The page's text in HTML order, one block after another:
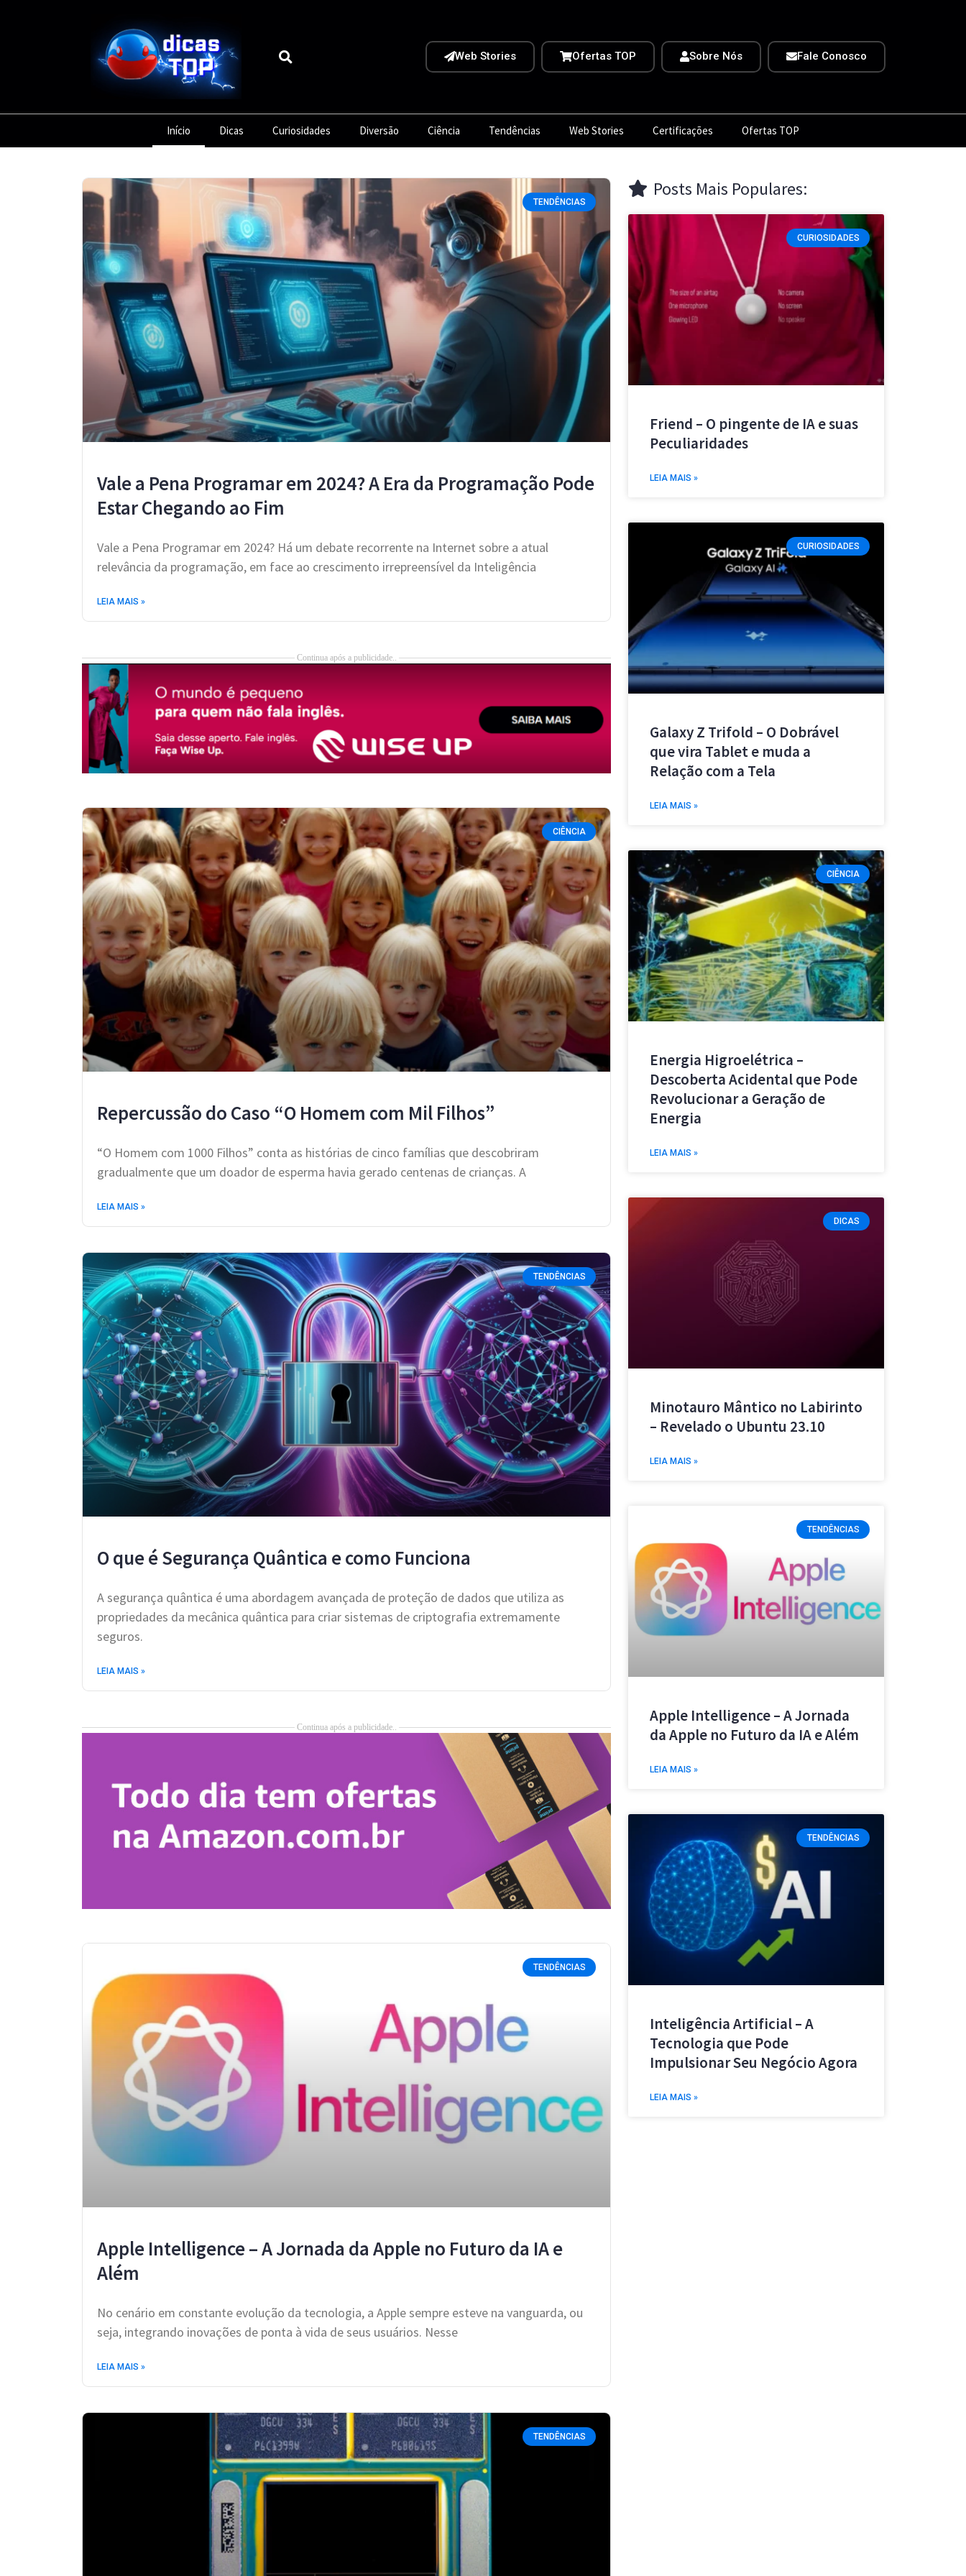
Web Stories Ofertas TOP Sobre Nós Fale Conosco
Início Dicas Curiosidades Diversão Ciência Tendências Web Stories Certificações Ofertas TOP
TENDÊNCIAS
Vale a Pena Programar em 2024? A Era da Programação Pode
Estar Chegando ao Fim
Vale a Pena Programar em 2024? Há um debate recorrente na Internet sobre a atual
relevância da programação, em face ao crescimento irrepreensível da Inteligência
LEIA MAIS »
Continua após a publicidade..
CIÊNCIA
Repercussão do Caso “O Homem com Mil Filhos”
“O Homem com 1000 Filhos” conta as histórias de cinco famílias que descobriram
gradualmente que um doador de esperma havia gerado centenas de crianças. A
LEIA MAIS »
TENDÊNCIAS
O que é Segurança Quântica e como Funciona
A segurança quântica é uma abordagem avançada de proteção de dados que utiliza as
propriedades da mecânica quântica para criar sistemas de criptografia extremamente
seguros.
LEIA MAIS »
Continua após a publicidade..
TENDÊNCIAS
Apple Intelligence – A Jornada da Apple no Futuro da IA e
Além
No cenário em constante evolução da tecnologia, a Apple sempre esteve na vanguarda, ou
seja, integrando inovações de ponta à vida de seus usuários. Nesse
LEIA MAIS »
TENDÊNCIAS
Posts Mais Populares:
CURIOSIDADES
Friend – O pingente de IA e suas
Peculiaridades
LEIA MAIS »
CURIOSIDADES
Galaxy Z Trifold – O Dobrável
que vira Tablet e muda a
Relação com a Tela
LEIA MAIS »
CIÊNCIA
Energia Higroelétrica –
Descoberta Acidental que Pode
Revolucionar a Geração de
Energia
LEIA MAIS »
DICAS
Minotauro Mântico no Labirinto
– Revelado o Ubuntu 23.10
LEIA MAIS »
TENDÊNCIAS
Apple Intelligence – A Jornada
da Apple no Futuro da IA e Além
LEIA MAIS »
TENDÊNCIAS
Inteligência Artificial – A
Tecnologia que Pode
Impulsionar Seu Negócio Agora
LEIA MAIS »